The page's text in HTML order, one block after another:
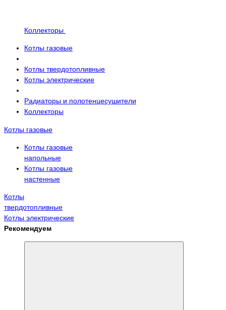
Коллекторы
Котлы газовые
Котлы твердотопливные
Котлы электрические
Радиаторы и полотенцесушители
Коллекторы
Котлы газовые
Котлы газовые
напольные
Котлы газовые
настенные
Котлы
твердотопливные
Котлы электрические
Рекомендуем